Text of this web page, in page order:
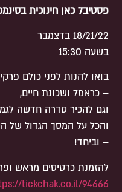
פסטיבל כאן חינוכית
18/21/22 בדצמבר
בשעה 15:30
בואו להנות לפני כולם
– כראמל ושכונת חיים,
וגם להכיר סדרה חדשה
והכל על המסך הגדול של
– וביחד!
להזמנת כרטיסים מראש
tickchak.co.il/94666